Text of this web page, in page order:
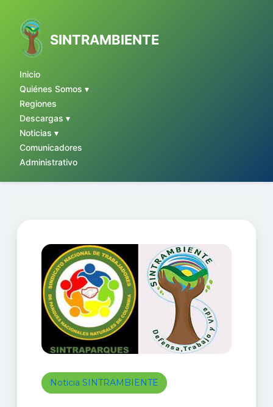
SINTRAMBIENTE
Inicio
Quiénes Somos ▾
Regiones
Descargas ▾
Noticias ▾
Comunicadores
Administrativo
contenido
Noticia SINTRAMBIENTE